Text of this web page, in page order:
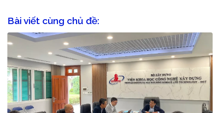
Bài viết cùng chủ đề: